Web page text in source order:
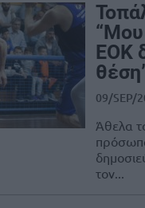
“Μου
ΕΟΚ
09/SEP/
Άθελα
τον...